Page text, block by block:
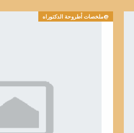
@ملخصات أطروحة الدكتوراه